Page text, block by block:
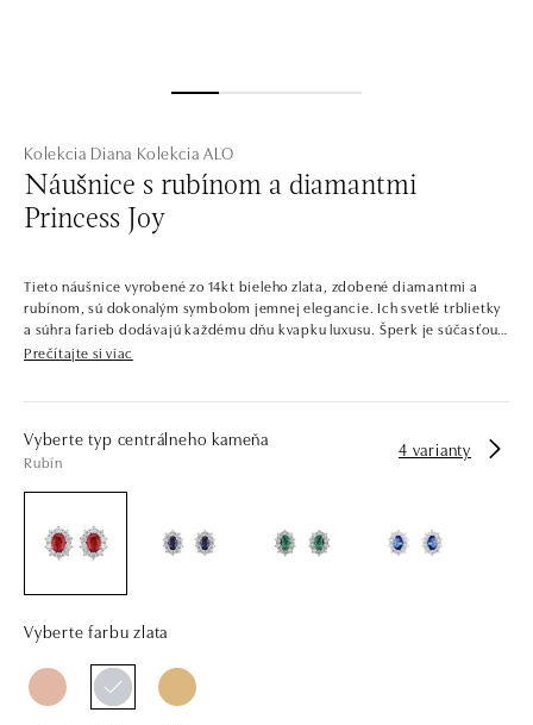
Kolekcia Diana Kolekcia ALO
Náušnice s rubínom a diamantmi
Princess Joy
Tieto náušnice vyrobené zo 14kt bieleho zlata, zdobené diamantmi a
rubínom, sú dokonalým symbolom jemnej elegancie. Ich svetlé trblietky
a súhra farieb dodávajú každému dňu kvapku luxusu. Šperk je súčasťou
kolekcie Diana.
lemom. Kontrastné farby drahých kameňov v kombinácii so starostlivo
vybranými odtieňmi zlata dávajú vzniknúť šperkom, ktoré by ste našli v
drahých kameňov už takmer 30 rokov. Každý šperk je tak originál a je
tiež opatrený certifikátom pravosti a dodaný v luxusnom balení. Či už
Prečítajte si viac
Vyberte typ centrálneho kameňa
Rubín
4 varianty
Vyberte farbu zlata